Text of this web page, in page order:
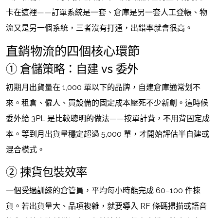
卡在這裡——訂單系統是一套、倉庫是另一套人工登帳、物
流又是另一個系統，三者沒有打通，出錯率就會很高。
直銷物流的四個核心環節
① 倉儲策略：自建 vs 委外
初期月出貨量在 1,000 單以下的品牌，自建倉庫通常划不
來。租倉、僱人、買設備的固定成本壓死不少新創。這時候
委外給 3PL 是比較聰明的做法——按單計費，不用背固定成
本。等到月出貨量穩定超過 5,000 單，才開始評估半自建或
混合模式。
② 揀貨包裝效率
一個受過訓練的倉管員，平均每小時能完成 60–100 件揀
貨。若出貨量大、品項複雜，就要導入 RF 條碼掃描或語音